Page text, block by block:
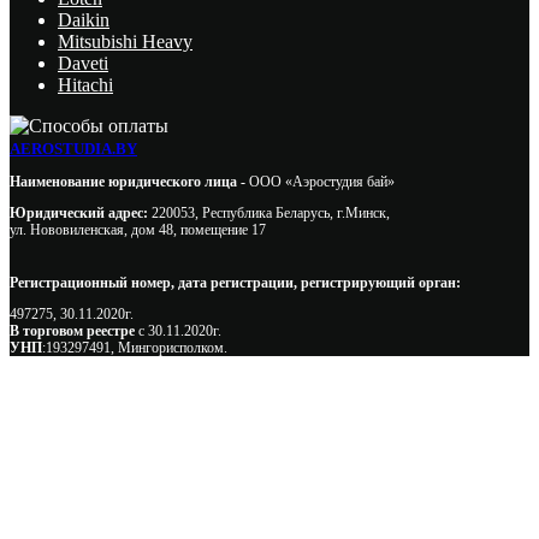
Daikin
Mitsubishi Heavy
Daveti
Hitachi
AEROSTUDIA.BY
Наименование юридического лица - ООО «Аэростудия бай»
Юридический адрес: 220053, Республика Беларусь, г.Минск,
ул. Нововиленская, дом 48, помещение 17
Регистрационный номер, дата регистрации, регистрирующий орган:
497275, 30.11.2020г.
В торговом реестре с 30.11.2020г.
УНП:193297491, Мингорисполком.